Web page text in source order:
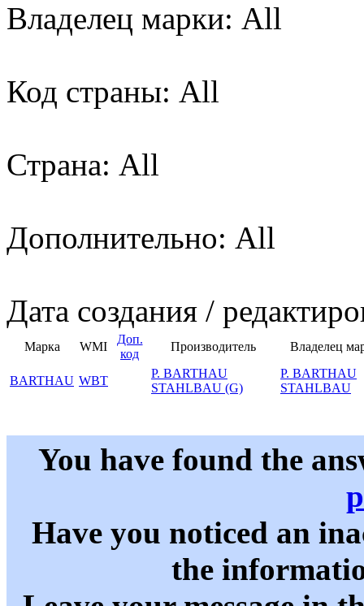
Владелец марки: All
Код страны: All
Страна: All
Дополнительно: All
Дата создания /
Марка WMI
Доп.
код
Производитель Владелец
BARTHAU WBT
P. BARTHAU
STAHLBAU (G)
P. BARTHAU
STAHLBAU
You have found the
Have you noticed an
the